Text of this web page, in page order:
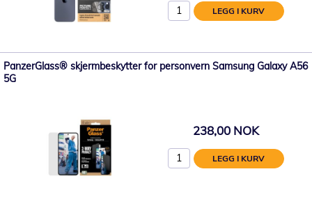
LEGG I KURV
PanzerGlass® skjermbeskytter for personvern Samsung Galaxy A56
5G
238,00 NOK
LEGG I KURV